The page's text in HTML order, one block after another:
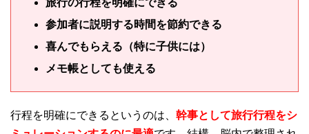
旅行の行程を明確にできる
参加者に説明する時間を節約できる
喜んでもらえる（特に子供には）
メモ帳としても使える
行程を明確にできるというのは、 幹事として旅行行程をシ